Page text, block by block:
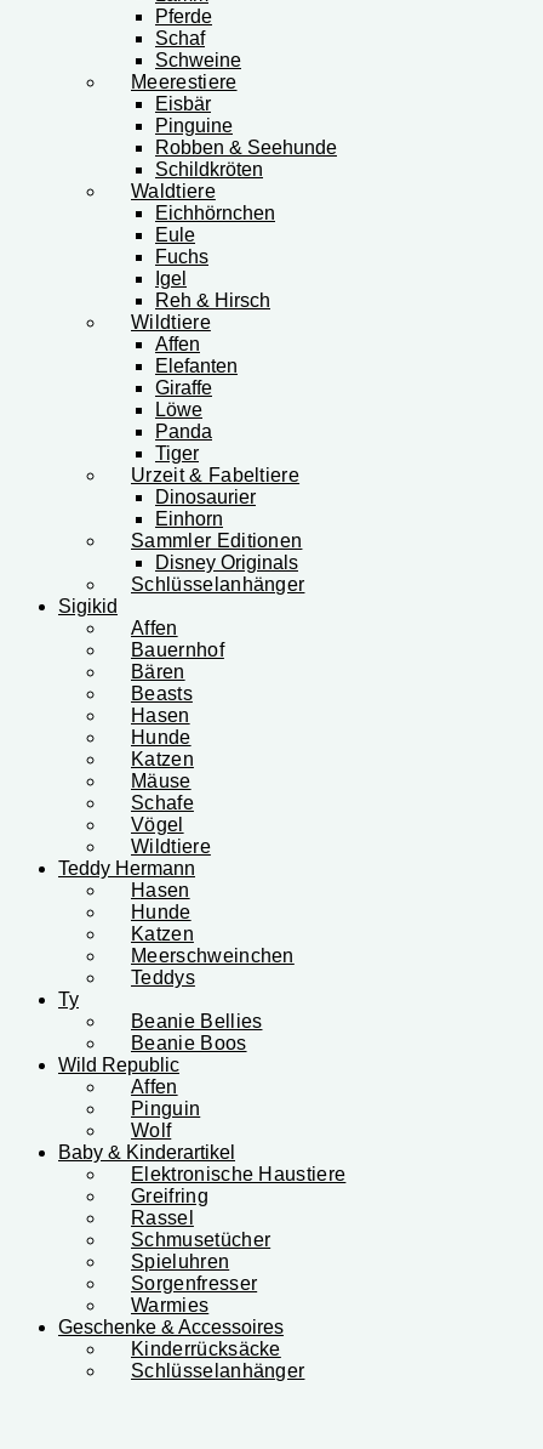
Pferde
Schaf
Schweine
Meerestiere
Eisbär
Pinguine
Robben & Seehunde
Schildkröten
Waldtiere
Eichhörnchen
Eule
Fuchs
Igel
Reh & Hirsch
Wildtiere
Affen
Elefanten
Giraffe
Löwe
Panda
Tiger
Urzeit & Fabeltiere
Dinosaurier
Einhorn
Sammler Editionen
Disney Originals
Schlüsselanhänger
Sigikid
Affen
Bauernhof
Bären
Beasts
Hasen
Hunde
Katzen
Mäuse
Schafe
Vögel
Wildtiere
Teddy Hermann
Hasen
Hunde
Katzen
Meerschweinchen
Teddys
Ty
Beanie Bellies
Beanie Boos
Wild Republic
Affen
Pinguin
Wolf
Baby & Kinderartikel
Elektronische Haustiere
Greifring
Rassel
Schmusetücher
Spieluhren
Sorgenfresser
Warmies
Geschenke & Accessoires
Kinderrücksäcke
Schlüsselanhänger